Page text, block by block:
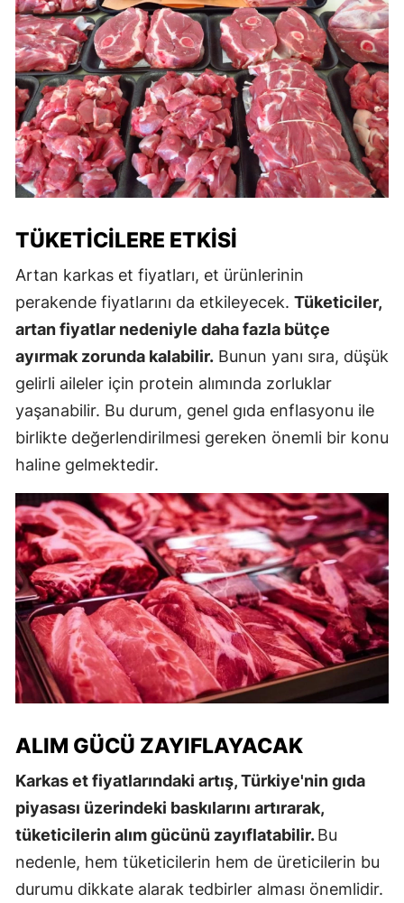
TÜKETICILERE ETKISI
Artan karkas et fiyatları, et ürünlerinin
perakende fiyatlarını da etkileyecek. Tüketiciler,
artan fiyatlar nedeniyle daha fazla bütçe
ayırmak zorunda kalabilir. Bunun yanı sıra, düşük
gelirli aileler için protein alımında zorluklar
yaşanabilir. Bu durum, genel gıda enflasyonu ile
birlikte değerlendirilmesi gereken önemli bir konu
haline gelmektedir.
ALIM GÜCÜ ZAYIFLAYACAK
Karkas et fiyatlarındaki artış, Türkiye'nin gıda
piyasası üzerindeki baskılarını artırarak,
tüketicilerin alım gücünü zayıflatabilir.Bu
nedenle, hem tüketicilerin hem de üreticilerin bu
durumu dikkate alarak tedbirler alması önemlidir.